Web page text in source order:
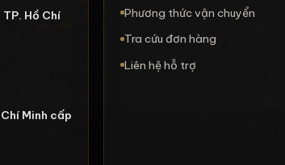
Hồ Chí
Minh cấp
Phương thức vận chuyển
Tra cứu đơn hàng
Liên hệ hỗ trợ